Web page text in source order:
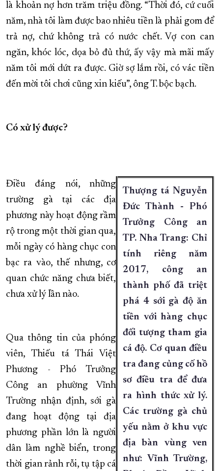
là khoản nợ hơn trăm triệu đồng. “Thời đó, cứ cuối
năm, nhà tôi làm được bao nhiêu tiền là phải gom để
trả nợ, chứ không trả có nước chết. Vợ con can
ngăn, khóc lóc, dọa bỏ đủ thứ, ấy vậy mà mãi mấy
năm tôi mới dứt ra được. Giờ sợ lắm rồi, có vác tiền
đến mời tôi chơi cũng xin kiếu”, ông T. bộc bạch.
Có xử lý được?
Thượng tá Nguyễn
Đức Thành - Phó
Trưởng Công an
TP. Nha Trang: Chỉ
tính riêng năm
2017, công an
thành phố đã triệt
phá 4 sới gà độ ăn
tiền với hàng chục
đối tượng tham gia
cá độ. Cơ quan điều
tra đang củng cố hồ
sơ điều tra để đưa
ra hình thức xử lý.
Các trường gà chủ
yếu nằm ở khu vực
địa bàn vùng ven
như: Vĩnh Trường,
Điều đáng nói, những
trường gà tại các địa
phương này hoạt động rầm
rộ trong một thời gian qua,
mỗi ngày có hàng chục con
bạc ra vào, thế nhưng, cơ
quan chức năng chưa biết,
chưa xử lý lần nào.
Qua thông tin của phóng
viên, Thiếu tá Thái Việt
Phương - Phó Trưởng
Công an phường Vĩnh
Trường nhận định, sới gà
đang hoạt động tại địa
phương phần lớn là người
dân làm nghề biển, trong
thời gian rảnh rỗi, tụ tập cá